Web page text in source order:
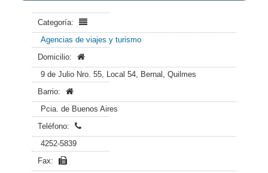
Categoría:
Agencias de viajes y turismo
Domicilio:
9 de Julio Nro. 55, Local 54, Bernal, Quilmes
Barrio:
Pcia. de Buenos Aires
Teléfono:
4252-5839
Fax: